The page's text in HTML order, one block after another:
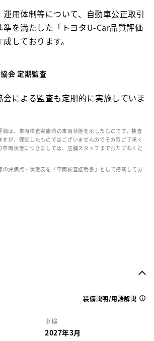
用体制等について、自動車公正取引
準を満たした「トヨタU-Car品質評価
しております。
会 定期監査
会による監査も定期的に実施していま
は、車両検査実施時の車両状態を示したものです。検査
すが、保証したものではございませんのでその旨ご了承く
車両状態につきましては、店舗スタッフまでおたずねくだ
評価点・状態表を「車両検査証明書」として搭載してお
装備説明/用語解説
車検
2027年3月